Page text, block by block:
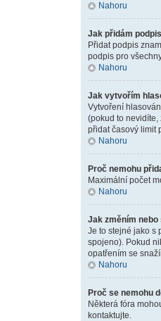
Nahoru
Jak přidám
Přidat podpis
podpis pro
Nahoru
Jak vytvořím
Vytvoření
(pokud to nevidíte,
přidat časový limit
Nahoru
Proč nemohu
Maximální počet
Nahoru
Jak změním
Je to stejné jako s
spojeno). Pokud
opatřením se
Nahoru
Proč se nemohu
Některá fóra
kontaktujte.